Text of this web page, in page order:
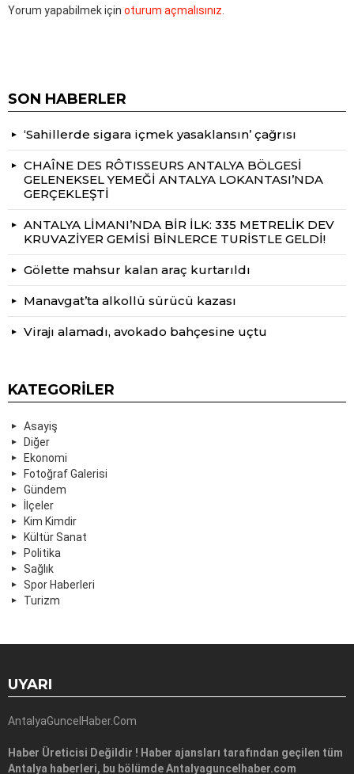
Yorum yapabilmek için oturum açmalısınız
SON HABERLER
‘Sahillerde sigara içmek yasaklansın’ çağrısı
CHAÎNE DES RÔTISSEURS ANTALYA BÖLGESİ
GELENEKSEL YEMEĞİ ANTALYA LOKANTASI’NDA
GERÇEKLEŞTİ
ANTALYA LİMANI’NDA BİR İLK: 335 METRELİK DEV
KRUVAZİYER GEMİSİ BİNLERCE TURİSTLE GELDİ!
Gölette mahsur kalan araç kurtarıldı
Manavgat’ta alkollü sürücü kazası
Virajı alamadı, avokado bahçesine uçtu
KATEGORILER
Asayiş
Diğer
Ekonomi
Fotoğraf Galerisi
Gündem
İlçeler
Kim Kimdir
Kültür Sanat
Politika
Sağlık
Spor Haberleri
Turizm
UYARI
AntalyaGuncelHaber.Com
Haber Üreticisi Değildir ! Haber ajansları tarafından geçilen tüm
Antalya haberleri, bu bölümde Antalyaguncelhaber.com